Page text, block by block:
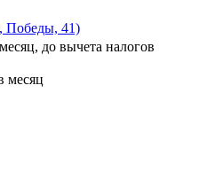
Победы, 41)
до вычета налогов
месяц